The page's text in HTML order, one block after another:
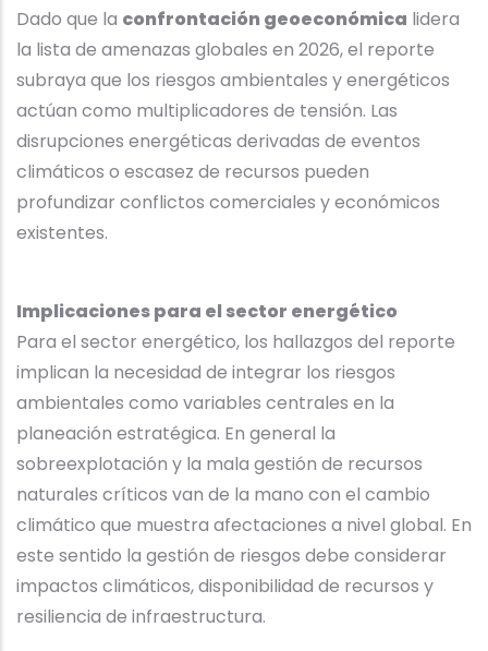
Dado que la confrontación geoeconómica lidera
la lista de amenazas globales en 2026, el reporte
subraya que los riesgos ambientales y energéticos
actúan como multiplicadores de tensión. Las
disrupciones energéticas derivadas de eventos
climáticos o escasez de recursos pueden
profundizar conflictos comerciales y económicos
existentes.
Implicaciones para el sector energético
Para el sector energético, los hallazgos del reporte
implican la necesidad de integrar los riesgos
ambientales como variables centrales en la
planeación estratégica. En general la
sobreexplotación y la mala gestión de recursos
naturales críticos van de la mano con el cambio
climático que muestra afectaciones a nivel global. En
este sentido la gestión de riesgos debe considerar
impactos climáticos, disponibilidad de recursos y
resiliencia de infraestructura.